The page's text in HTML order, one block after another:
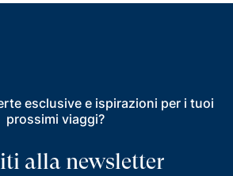
esclusive e ispirazioni per i tuoi
prossimi viaggi?
alla newsletter